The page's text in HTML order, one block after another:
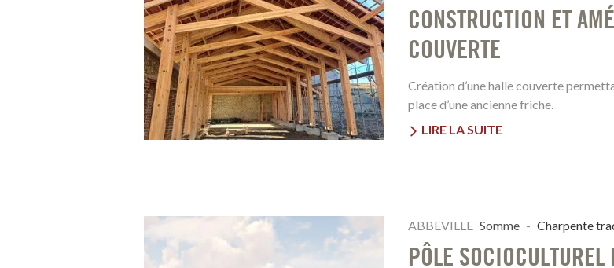
CONSTRUCTION ET
COUVERTE
Création d’une halle couverte
place d’une ancienne friche.
LIRE LA SUITE
ABBEVILLE Somme - Charpente
PÔLE SOCIOCULTUREL